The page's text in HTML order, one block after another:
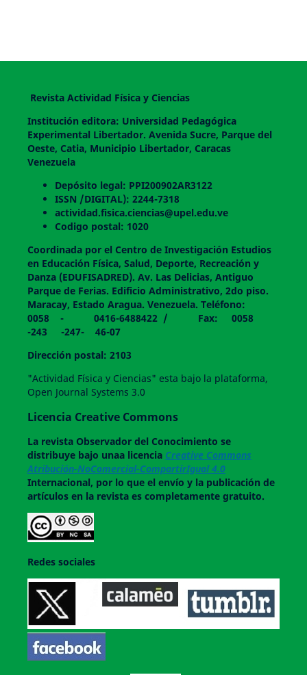
Revista Actividad Física y Ciencias
Institución editora: Universidad Pedagógica
Experimental Libertador. Avenida Sucre, Parque del
Oeste, Catia, Municipio Libertador, Caracas
Venezuela
Depósito legal: PPI200902AR3122
ISSN /DIGITAL): 2244-7318
actividad.fisica.ciencias@upel.edu.ve
Codigo postal: 1020
Coordinada por el Centro de Investigación Estudios
en Educación Física, Salud, Deporte, Recreación y
Danza (EDUFISADRED). Av. Las Delicias, Antiguo
Parque de Ferias. Edificio Administrativo, 2do piso.
Maracay, Estado Aragua. Venezuela. Teléfono:
0058 - 0416-6488422 / Fax: 0058
-243 -247- 46-07
Dirección postal: 2103
"Actividad Física y Ciencias" esta bajo la plataforma,
Open Journal Systems 3.0
Licencia Creative Commons
La revistaObservador del Conocimiento se
distribuye bajo unaa licencia Creative Commons
Atribución-NoComercial-CompartirIgual 4.0
Internacional, por lo que el envío y la publicación de
artículos en la revista es completamente gratuito.
Redes sociales